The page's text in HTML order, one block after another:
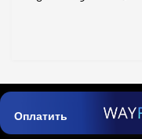
Оплатить